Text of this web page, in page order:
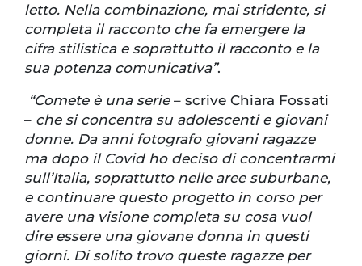
letto. Nella combinazione, mai stridente, si
completa il racconto che fa emergere la
cifra stilistica e soprattutto il racconto e la
sua potenza comunicativa”.
“Comete è una serie– scrive Chiara Fossati
– che si concentra su adolescenti e giovani
donne. Da anni fotografo giovani ragazze
ma dopo il Covid ho deciso di concentrarmi
sull’Italia, soprattutto nelle aree suburbane,
e continuare questo progetto in corso per
avere una visione completa su cosa vuol
dire essere una giovane donna in questi
giorni. Di solito trovo queste ragazze per